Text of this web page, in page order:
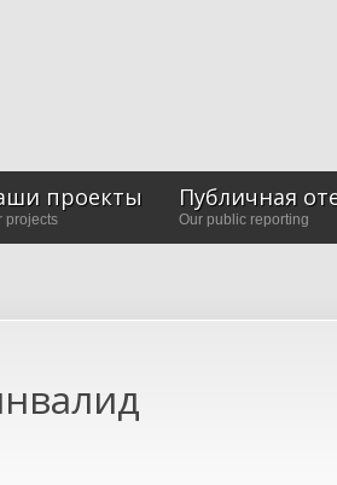
проекты
projects
Публичная
Our public reporting